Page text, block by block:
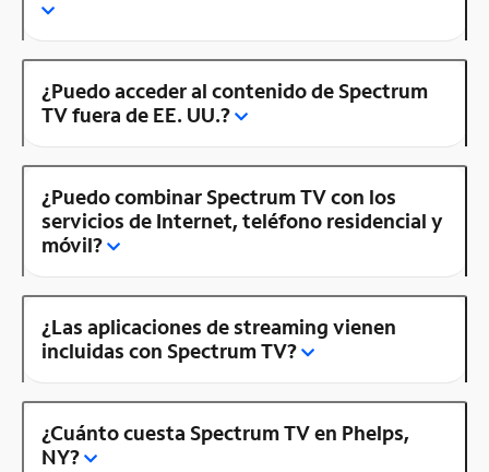
¿Puedo acceder al contenido de Spectrum
TV fuera de EE. UU.?
¿Puedo combinar Spectrum TV con los
servicios de Internet, teléfono residencial y
móvil?
¿Las aplicaciones de streaming vienen
incluidas con Spectrum TV?
¿Cuánto cuesta Spectrum TV en Phelps,
NY?